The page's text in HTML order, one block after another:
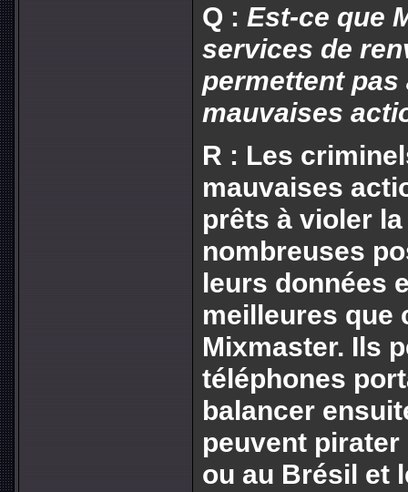
Q : Est-ce que
services de
permettent
mauvaises
R : Les
mauvaises
prêts à violer
nombreuses
leurs données
meilleures que
Mixmaster. Ils
téléphones
balancer
peuvent
ou au Brésil et